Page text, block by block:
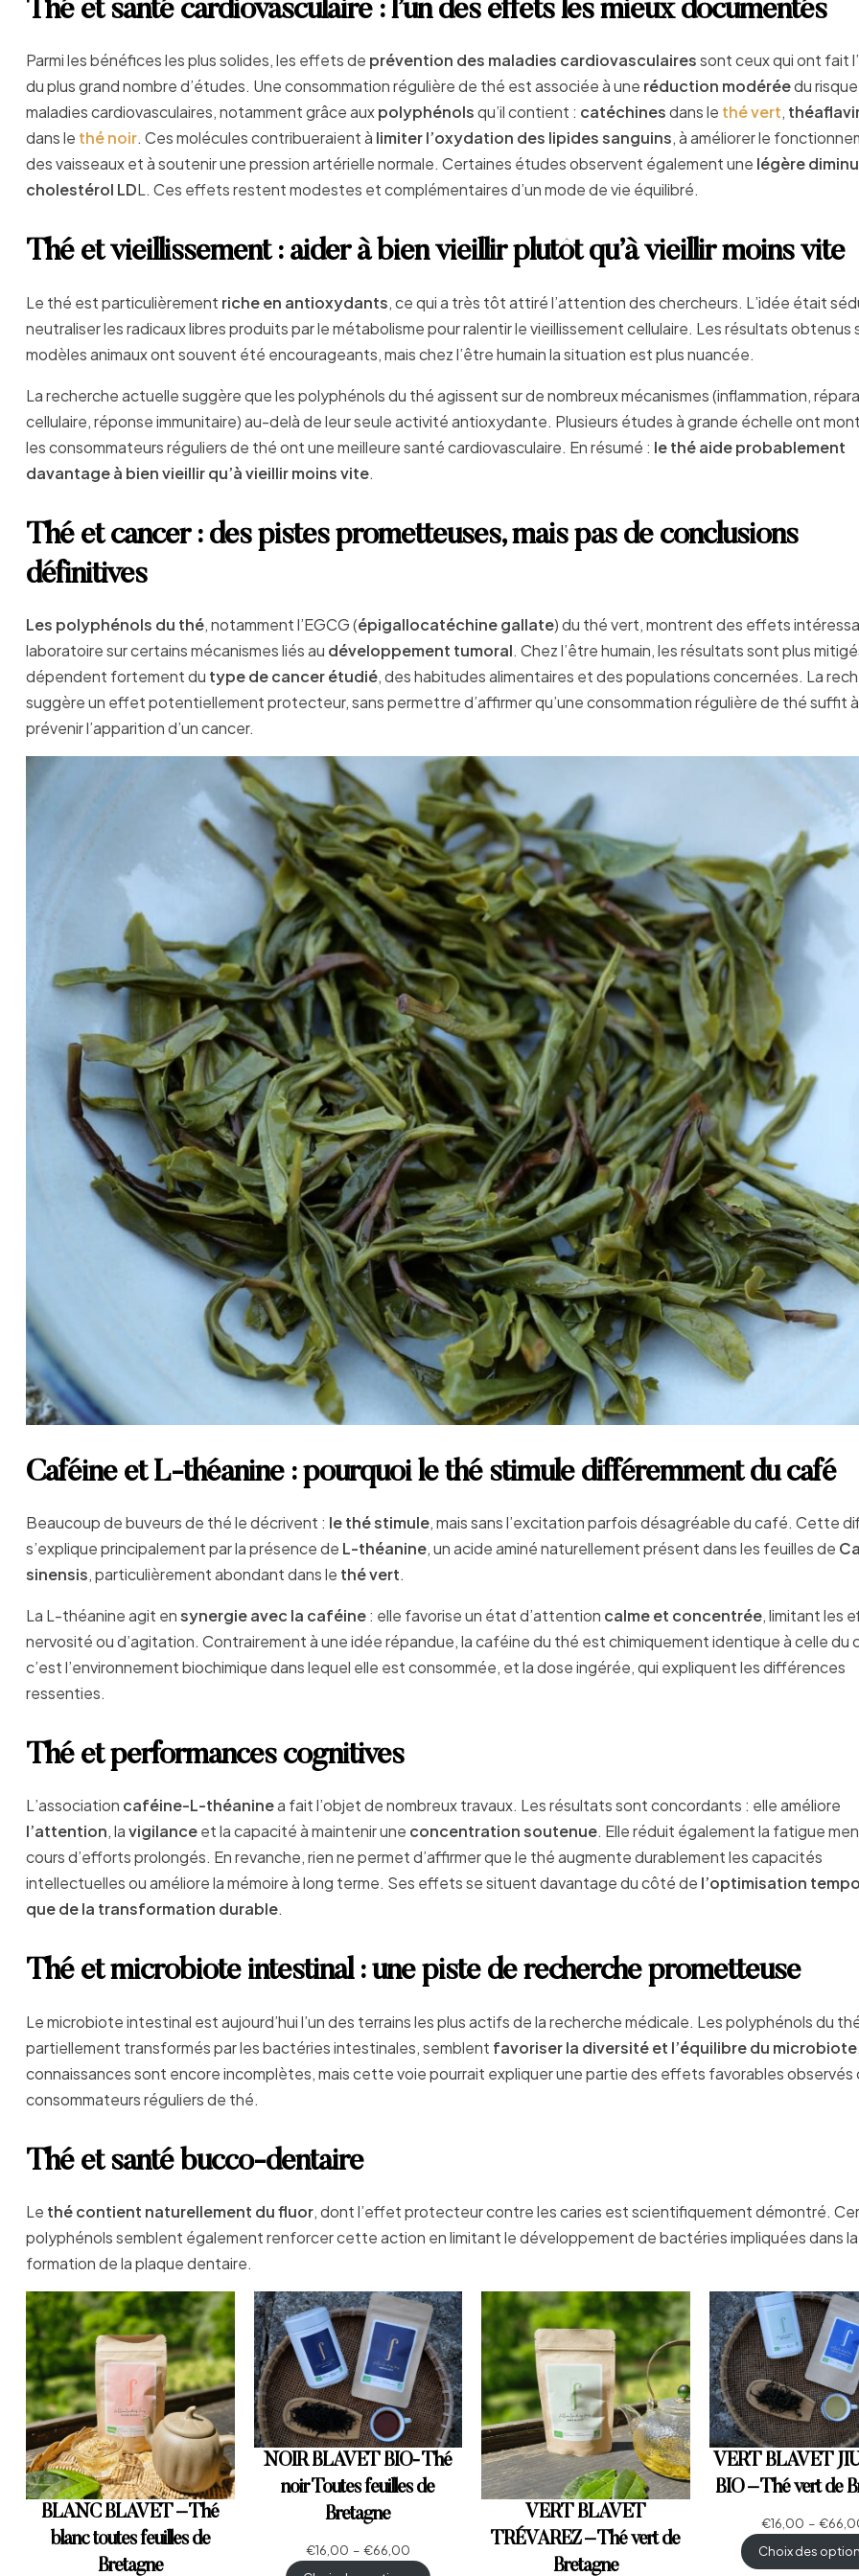
Thé et santé cardiovasculaire : l’un des effets les mieux documentés
Parmi les bénéfices les plus solides, les effets de prévention des maladies cardiovasculairessont ceux qui ont fait
du plus grand nombre d’études. Une consommation régulière de thé est associée à une réduction modéréedu
maladies cardiovasculaires, notamment grâce auxpolyphénolsqu’il contient : catéchinesdans le thé vert,
dans le thé noir. Ces molécules contribueraient à limiter l’oxydation des lipides sanguins, à améliorer le
des vaisseaux et à soutenir une pression artérielle normale. Certaines études observent également une légère
cholestérol LDL. Ces effets restent modestes et complémentaires d’un mode de vie équilibré.
Thé et vieillissement : aider à bien vieillir plutôt qu’à vieillir moins vite
Le thé est particulièrement riche en antioxydants, ce qui a très tôt attiré l’attention des chercheurs. L’idée était
neutraliser les radicaux libres produits par le métabolisme pour ralentir le vieillissement cellulaire. Les résultats obtenus
modèles animaux ont souvent été encourageants, mais chez l’être humain la situation est plus nuancée.
La recherche actuelle suggère que les polyphénols du thé agissent sur de nombreux mécanismes (inflammation,
cellulaire, réponse immunitaire) au-delà de leur seule activité antioxydante. Plusieurs études à grande échelle ont
les consommateurs réguliers de thé ont une meilleure santé cardiovasculaire. En résumé : le thé aide probablement
davantage à bien vieillir qu’à vieillir moins vite.
Thé et cancer : des pistes prometteuses, mais pas de conclusions
définitives
Les polyphénols du thé, notamment l’EGCG (épigallocatéchine gallate) du thé vert, montrent des effets
laboratoire sur certains mécanismes liés au développement tumoral. Chez l’être humain, les résultats sont plus
dépendent fortement du type de cancer étudié, des habitudes alimentaires et des populations concernées. La
suggère un effet potentiellement protecteur, sans permettre d’affirmer qu’une consommation régulière de thé suffit à
prévenir l’apparition d’un cancer.
Caféine et L-théanine : pourquoi le thé stimule différemment du café
Beaucoup de buveurs de thé le décrivent : le thé stimule, mais sans l’excitation parfois désagréable du café. Cette
s’explique principalement par la présence de L-théanine, un acide aminé naturellement présent dans les feuilles de
sinensis, particulièrement abondant dans le thé vert.
La L-théanine agit ensynergie avec la caféine: elle favorise un état d’attention calme et concentrée, limitant les
nervosité ou d’agitation. Contrairement à une idée répandue, la caféine du thé est chimiquement identique à celle du
c’est l’environnement biochimique dans lequel elle est consommée, et la dose ingérée, qui expliquent les différences
ressenties.
Thé et performances cognitives
L’association caféine-L-théaninea fait l’objet de nombreux travaux. Les résultats sont concordants : elle améliore
l’attention, lavigilanceet la capacité à maintenir une concentration soutenue. Elle réduit également la fatigue
cours d’efforts prolongés. En revanche, rien ne permet d’affirmer que le thé augmente durablement les capacités
intellectuelles ou améliore la mémoire à long terme. Ses effets se situent davantage du côté de l’optimisation
que de la transformation durable.
Thé et microbiote intestinal : une piste de recherche prometteuse
Le microbiote intestinal est aujourd’hui l’un des terrains les plus actifs de la recherche médicale. Les polyphénols du
partiellement transformés par les bactéries intestinales, semblent favoriser la diversité et l’équilibre du microbiote
connaissances sont encore incomplètes, mais cette voie pourrait expliquer une partie des effets favorables observés
consommateurs réguliers de thé.
Thé et santé bucco-dentaire
Le thé contient naturellement du fluor, dont l’effet protecteur contre les caries est scientifiquement démontré.
polyphénols semblent également renforcer cette action en limitant le développement de bactéries impliquées dans la
formation de la plaque dentaire.
BLANC BLAVET – Thé
blanc toutes feuilles de
Bretagne
NOIR BLAVET BIO- Thé
noir Toutes feuilles de
Bretagne
€16,00 – €66,00
VERT BLAVET
TRÉVAREZ – Thé vert de
Bretagne
VERT BLAVET
BIO – Thé vert de
€16,00 – €
Choix des